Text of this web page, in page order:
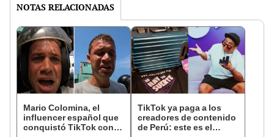
NOTAS RELACIONADAS
Mario Colomina, el
influencer español que
conquistó TikTok con
TikTok ya paga a los
creadores de contenido
de Perú: este es el